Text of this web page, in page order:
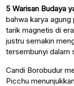
5 Warisan Budaya
bahwa karya
tarik magnetis di
justru semakin
tersembunyi dalam
Candi Borobudur
Picchu